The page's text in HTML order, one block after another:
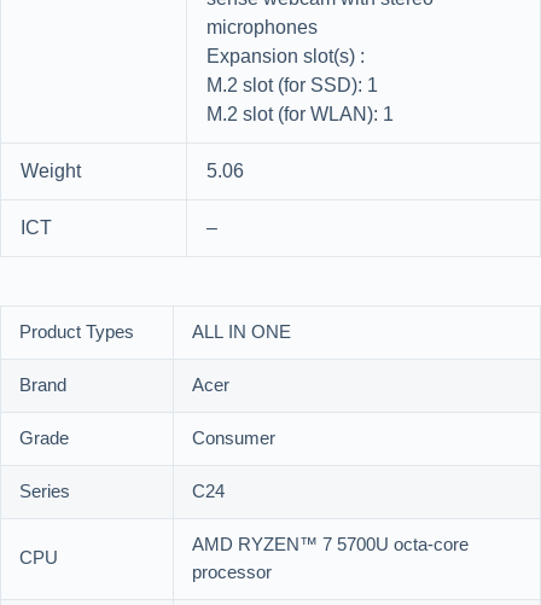
microphones
Expansion slot(s) :
M.2 slot (for SSD): 1
M.2 slot (for WLAN): 1
Weight
5.06
ICT
–
Product Types
ALL IN ONE
Brand
Acer
Grade
Consumer
Series
C24
CPU
AMD RYZEN™ 7 5700U octa-core
processor